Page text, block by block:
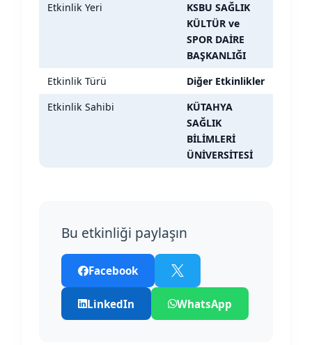
Etkinlik Yeri
KSBU SAĞLIK
KÜLTÜR ve
SPOR DAİRE
BAŞKANLIĞI
Etkinlik Türü
Diğer Etkinlikler
Etkinlik Sahibi
KÜTAHYA
SAĞLIK
BİLİMLERİ
ÜNİVERSİTESİ
Bu etkinliği paylaşın
Facebook
LinkedIn WhatsApp